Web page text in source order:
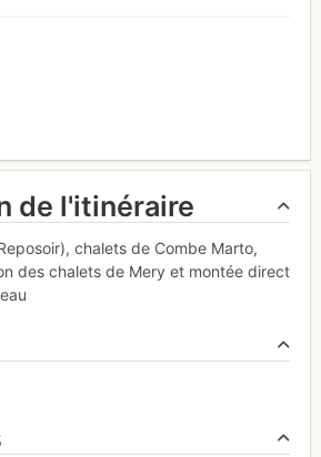
de l'itinéraire
chalets de Combe Marto,
des chalets de Mery et montée direct